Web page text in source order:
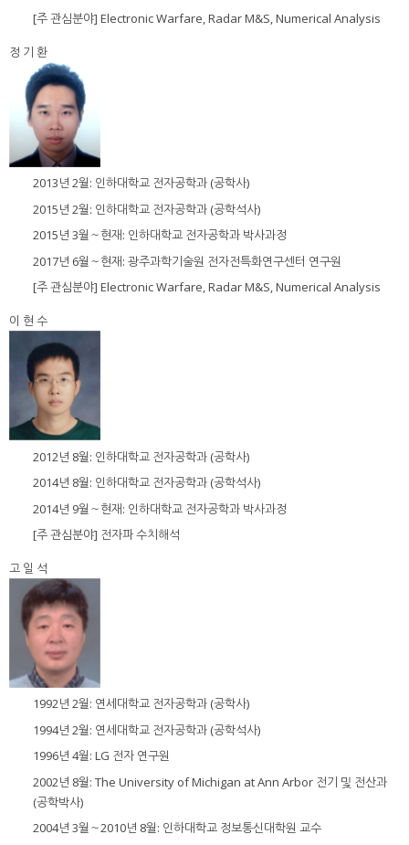
[주 관심분야] Electronic Warfare, Radar M&S, Numerical Analysis
정 기 환
2013년 2월: 인하대학교 전자공학과 (공학사)
2015년 2월: 인하대학교 전자공학과 (공학석사)
2015년 3월～현재: 인하대학교 전자공학과 박사과정
2017년 6월～현재: 광주과학기술원 전자전특화연구센터 연구원
[주 관심분야] Electronic Warfare, Radar M&S, Numerical Analysis
이 현 수
2012년 8월: 인하대학교 전자공학과 (공학사)
2014년 8월: 인하대학교 전자공학과 (공학석사)
2014년 9월～현재: 인하대학교 전자공학과 박사과정
[주 관심분야] 전자파 수치해석
고 일 석
1992년 2월: 연세대학교 전자공학과 (공학사)
1994년 2월: 연세대학교 전자공학과 (공학석사)
1996년 4월: LG 전자 연구원
2002년 8월: The University of Michigan at Ann Arbor 전기 및 전산과
(공학박사)
2004년 3월～2010년 8월: 인하대학교 정보통신대학원 교수